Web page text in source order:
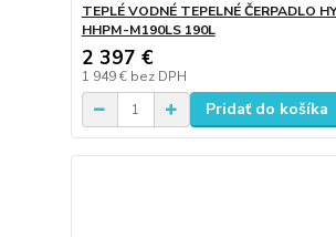
TEPLÉ VODNÉ TEPELNÉ ČERPADLO
HHPM-M190LS 190L
2 397 €
1 949 € bez DPH
Pridať do košíka